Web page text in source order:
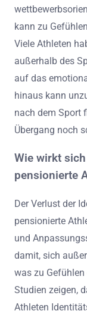
kann zu
Viele Athleten
außerhalb des
auf das
hinaus kann
nach dem Sport
Übergang noch
Wie wirkt
pensionierte
Der Verlust der
pensionierte
und
damit, sich
was zu
Studien zeigen,
Athleten